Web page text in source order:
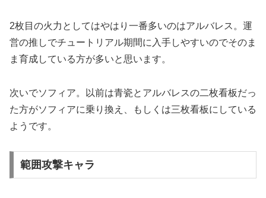
2枚目の火力としてはやはり一番多いのはアルバレス。運
営の推しでチュートリアル期間に入手しやすいのでそのま
ま育成している方が多いと思います。
次いでソフィア。以前は青瓷とアルバレスの二枚看板だっ
た方がソフィアに乗り換え、もしくは三枚看板にしている
ようです。
範囲攻撃キャラ